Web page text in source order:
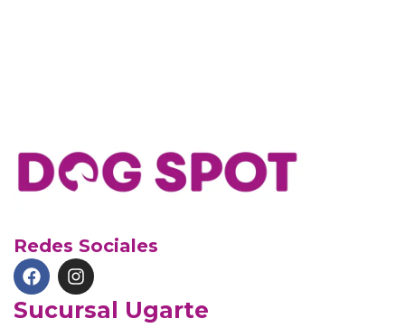
Redes Sociales
Sucursal Ugarte